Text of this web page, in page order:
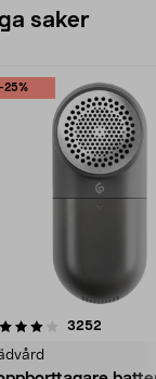
saker
-25%
3252
4.5av 5 stjärnor